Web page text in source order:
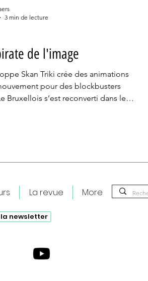
de l'image
Skan Triki crée des animations
pour des blockbusters
Bruxellois s’est reconverti dans le
3 min de lecture
La revue More
newsletter